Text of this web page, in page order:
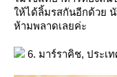
ห้ได้ลิ้มรสกันอีกด้วย นั
ห้ามพลาดเลยค่ะ
6. มาร์ราคิช, ประเ